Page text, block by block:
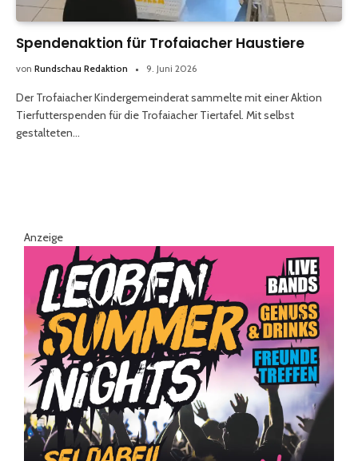
Spendenaktion für Trofaiacher Haustiere
von Rundschau Redaktion 9. Juni 2026
Der Trofaiacher Kindergemeinderat sammelte mit einer Aktion
Tierfutterspenden für die Trofaiacher Tiertafel. Mit selbst
gestalteten…
Anzeige